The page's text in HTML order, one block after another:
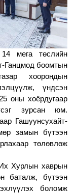
14 мега төслийн
Ганцмод боомтын
хоорондын
үндсэн
оны хоёрдугаар
зурсан юм.
Гашуунсухайт-
замын бүтээн
төлөвлөж
Хурлын хаврын
баталж, бүтээн
боломж